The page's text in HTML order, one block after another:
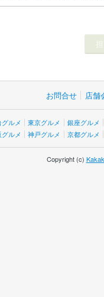
お問合せ 店舗
ルメ 東京グルメ
銀座グルメ
ルメ 神戸グルメ 京都グルメ
Copyright (c)